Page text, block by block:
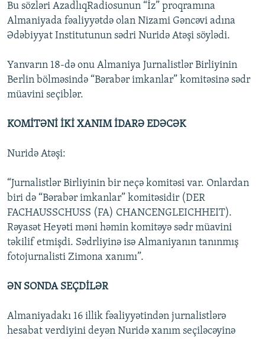
Bu sözləri AzadlıqRadiosunun “İz” proqramına
Almaniyada fəaliyyətdə olan Nizami Gəncəvi adına
Ədəbiyyat Institutunun sədri Nuridə Atəşi söylədi.
Yanvarın 18-də onu Almaniya Jurnalistlər Birliyinin
Berlin bölməsində “Bərabər imkanlar” komitəsinə sədr
müavini seçiblər.
KOMİTƏNİ İKİ XANIM İDARƏ EDƏCƏK
Nuridə Atəşi:
“Jurnalistlər Birliyinin bir neçə komitəsi var. Onlardan
biri də “Bərabər imkanlar” komitəsidir (DER
FACHAUSSCHUSS (FA) CHANCENGLEICHHEIT).
Rəyasət Heyəti məni həmin komitəyə sədr müavini
təkilif etmişdi. Sədrliyinə isə Almaniyanın tanınmış
fotojurnalisti Zimona xanımı”.
ƏN SONDA SEÇDİLƏR
Almaniyadakı 16 illik fəaliyyətindən jurnalistlərə
hesabat verdiyini deyən Nuridə xanım seçiləcəyinə